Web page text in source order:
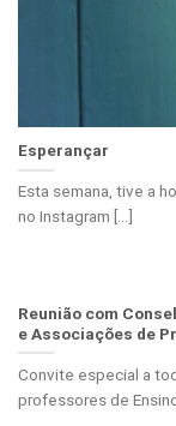
Esperançar
Esta semana, tive a
no Instagram [...]
Reunião com
e Associações de
Convite especial a
professores de